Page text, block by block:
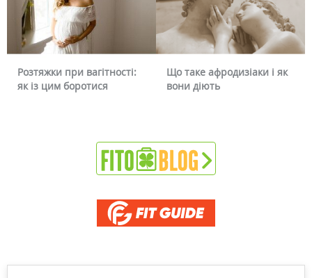
Розтяжки при вагітності:
як із цим боротися
Що таке афродизіаки і як
вони діють